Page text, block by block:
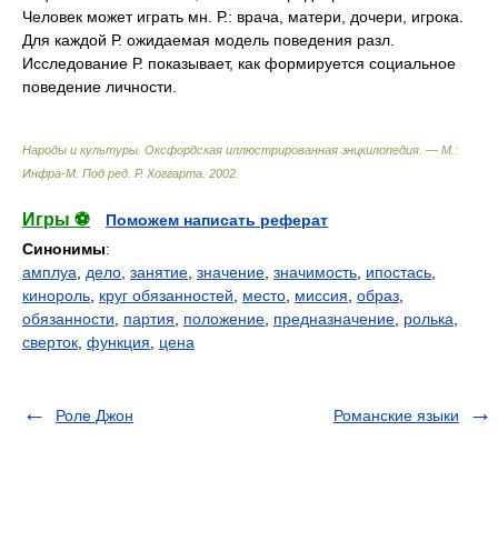
Человек может играть мн. Р.: врача, матери, дочери, игрока.
Для каждой Р. ожидаемая модель поведения разл.
Исследование Р. показывает, как формируется социальное
поведение личности.
Народы и культуры. Оксфордская иллюстрированная энцкилопедия. — М.:
Инфра-М Под ред. Р. Хоггарта 2002
Игры ⚽
Поможем написать реферат
Синонимы:
амплуа
дело занятие значение значимость ипостась
кинороль круг обязанностей место миссия образ
обязанности
партия положение предназначение ролька
сверток функция цена
Роле Джон Романские языки